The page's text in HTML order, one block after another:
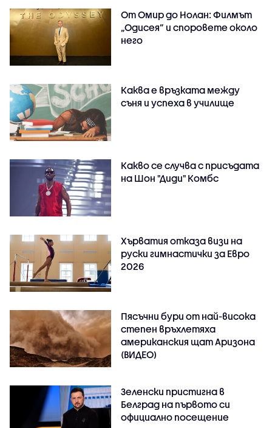
От Омир до Нолан: Филмът
„Одисея” и споровете около
него
Каква е връзката между
съня и успеха в училище
Какво се случва с присъдата
на Шон "Диди" Комбс
Хърватия отказа визи на
руски гимнастички за Евро
2026
Пясъчни бури от най-висока
степен връхлетяха
американския щат Аризона
(ВИДЕО)
Зеленски пристигна в
Белград на първото си
официално посещение